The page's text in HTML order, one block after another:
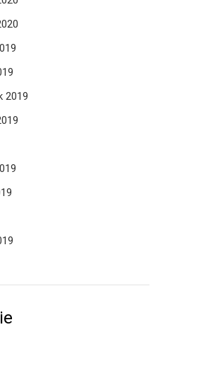
2019